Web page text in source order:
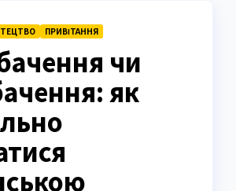
ПРИВІТАННЯ
чи
як